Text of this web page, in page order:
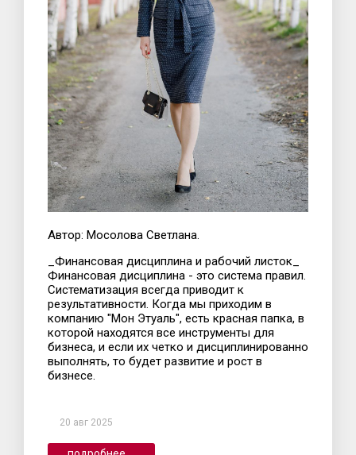
Автор: Мосолова Светлана.
_Финансовая дисциплина и рабочий листок_
Финансовая дисциплина - это система правил.
Систематизация всегда приводит к
результативности. Когда мы приходим в
компанию "Мон Этуаль", есть красная папка, в
которой находятся все инструменты для
бизнеса, и если их четко и дисциплинированно
выполнять, то будет развитие и рост в
бизнесе.
20 авг 2025